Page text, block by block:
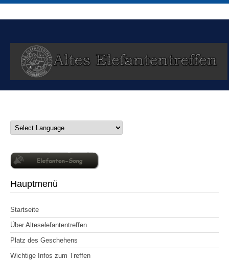
Hauptmenü
Startseite
Über Alteselefantentreffen
Platz des Geschehens
Wichtige Infos zum Treffen